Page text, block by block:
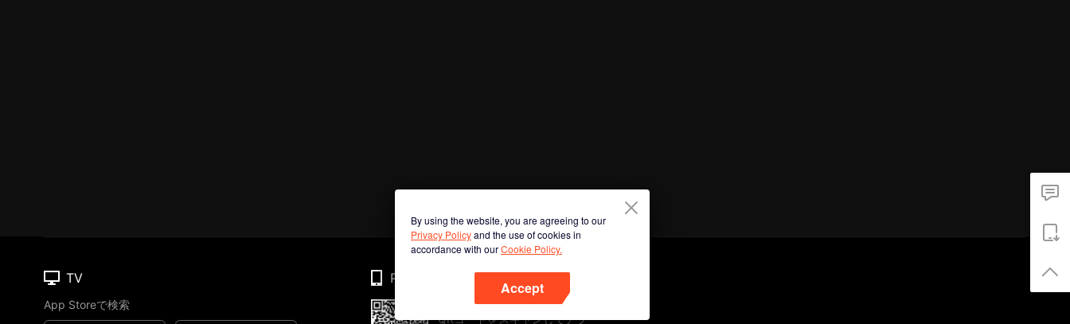
By using the website, you are agreeing to our
Privacy Policyand the use of cookies in
accordance with ourCookie Policy.
Accept
TV
App Storeで検索
Phone
QRコードをスキャンしてアプ